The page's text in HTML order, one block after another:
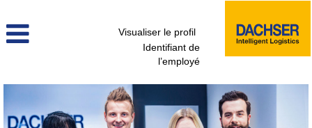
Visualiser le profil
Identifiant de
l’employé